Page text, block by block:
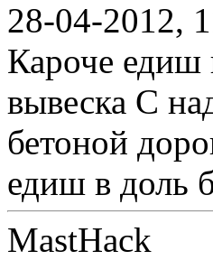
28-04-2012,
Кароче едиш
вывеска С
бетоной
едиш в доль
MastHack